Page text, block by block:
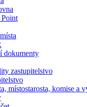
Point
dokumenty
zastupitelstvo
místostarosta, komise a